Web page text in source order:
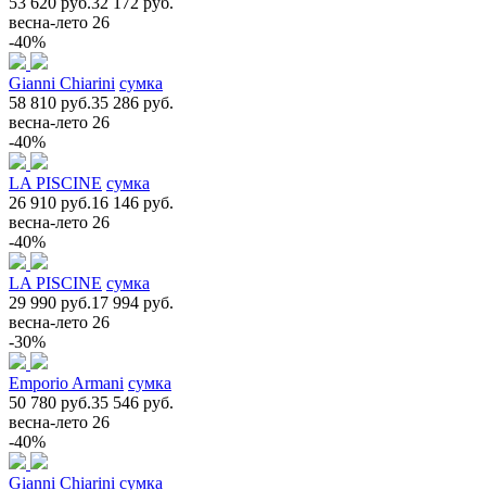
весна-лето 26
-40%
Gianni Chiarini сумка
58 810 руб.35 286 руб.
весна-лето 26
-40%
LA PISCINE сумка
26 910 руб.16 146 руб.
весна-лето 26
-40%
LA PISCINE сумка
29 990 руб.17 994 руб.
весна-лето 26
-30%
Emporio Armani сумка
50 780 руб.35 546 руб.
весна-лето 26
-40%
Gianni Chiarini сумка